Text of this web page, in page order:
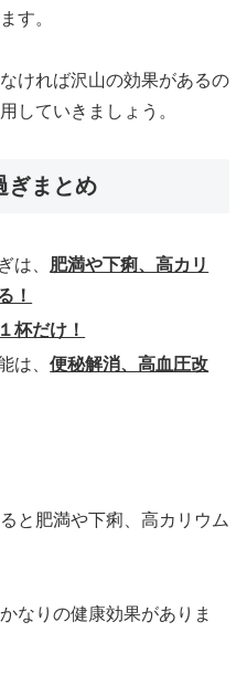
す。
ければ沢山の効果があるの
していきましょう。
ぎまとめ
は、 肥満や下痢、高カリ
！
杯だけ！
は、便秘解消、高血圧改
と肥満や下痢、高カリウム
なりの健康効果がありま